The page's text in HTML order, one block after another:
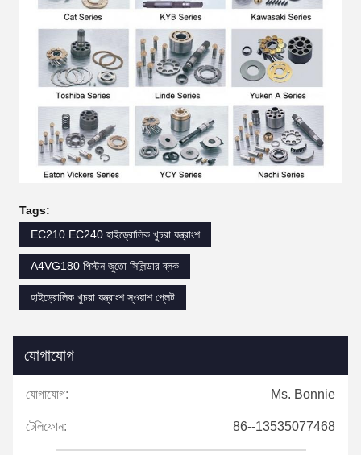
Tags:
EC210 EC240 হাইড্রোলিক খুচরা যন্ত্রাংশ
A4VG180 পিস্টন জুতো সিলিন্ডার ব্লক
হাইড্রোলিক খুচরা যন্ত্রাংশ স্ওয়াশ প্লেট
যোগাযোগ
যোগাযোগ: Ms. Bonnie
টেলিফোন: 86--13535077468